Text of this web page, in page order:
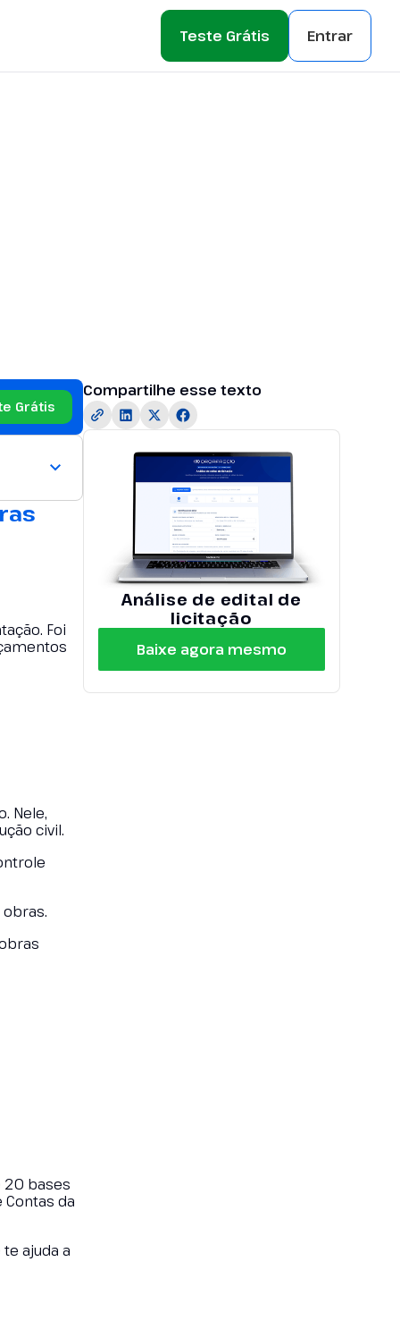
Teste Grátis Entrar
Grátis
Foi
Nele,
civil.
20 bases
da
ajuda a
Compartilhe esse texto
Análise de edital de
licitação
Baixe agora mesmo